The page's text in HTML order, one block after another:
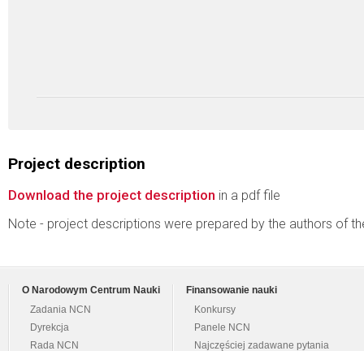
Project description
Download the project description in a pdf file
Note - project descriptions were prepared by the authors of
O Narodowym Centrum Nauki
Zadania NCN
Dyrekcja
Rada NCN
Finansowanie nauki
Konkursy
Panele NCN
Najczęściej zadawane pytania